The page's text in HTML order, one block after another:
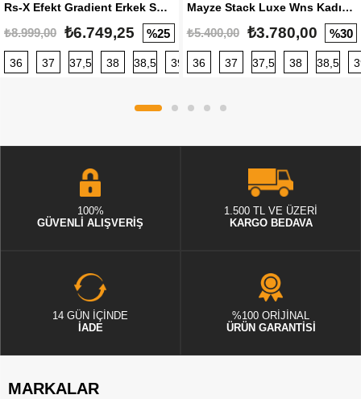
Rs-X Efekt Gradient Erkek Sneaker
₺8.999,00 ₺6.749,25 %25
36 37 37,5 38 38,5 39 40 40,5 41 42 42,5
Mayze Stack Luxe Wns Kadın Sneaker
₺5.400,00 ₺3.780,00 %30
36 37 37,5 38 38,5
100%
GÜVENLİ ALIŞVERİŞ
1.500 TL VE ÜZERİ
KARGO BEDAVA
14 GÜN İÇİNDE
İADE
%100 ORİJİNAL
ÜRÜN GARANTİSİ
MARKALAR